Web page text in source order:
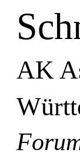
AK